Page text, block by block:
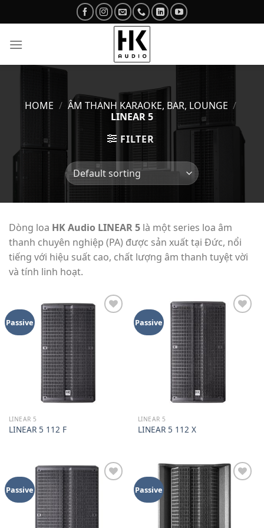
to
HOME / ÂM THANH KARAOKE, BAR, LOUNGE /
LINEAR 5
FILTER
Dòng loa HK Audio LINEAR 5 là một series loa âm
thanh chuyên nghiệp (PA) được sản xuất tại Đức, nổi
tiếng với hiệu suất cao, chất lượng âm thanh tuyệt vời
và tính linh hoạt.
Passive
LINEAR 5
LINEAR 5 112 F
Passive
LINEAR 5
LINEAR 5 112 X
Passive
wishlist
Passive
wishlist